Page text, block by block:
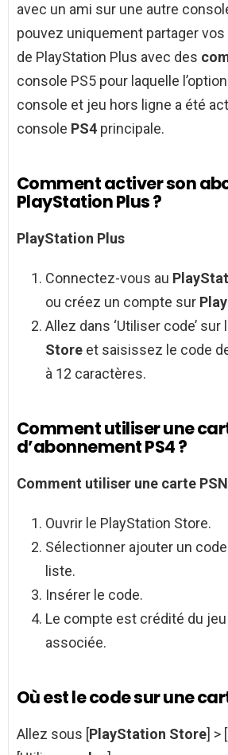
avec un ami sur une autre
pouvez uniquement partager
de PlayStation Plus avec des
console PS5 pour laquelle
console et jeu hors ligne a été
console PS4 principale.
Comment activer son
PlayStation Plus ?
PlayStation Plus
Connectez-vous au
ou créez un compte sur
Allez dans ‘Utiliser code’ sur
Store et saisissez le code
à 12 caractères.
Comment utiliser une
d’abonnement PS4 ?
Comment utiliser une carte
Ouvrir le PlayStation Store.
Sélectionner ajouter un
liste.
Insérer le code.
Le compte est crédité du
associée.
Où est le code sur une
Allez sous [PlayStation Store] >